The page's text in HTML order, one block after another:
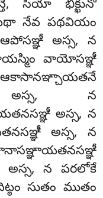
సియా భిక్ఖునో
నేవ పథవియం
అస్స, న
వాయోసఞ్ఞీ
అస్స, న
అస్స, న
అస్స, న
అస్స, న పరలోకే
సుతం ముతం